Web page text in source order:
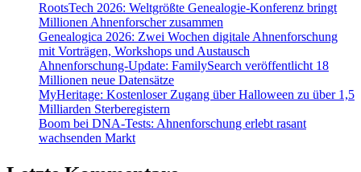
RootsTech 2026: Weltgrößte Genealogie-Konferenz bringt
Millionen Ahnenforscher zusammen
Genealogica 2026: Zwei Wochen digitale Ahnenforschung
mit Vorträgen, Workshops und Austausch
Ahnenforschung-Update: FamilySearch veröffentlicht 18
Millionen neue Datensätze
MyHeritage: Kostenloser Zugang über Halloween zu über 1,5
Milliarden Sterberegistern
Boom bei DNA-Tests: Ahnenforschung erlebt rasant
wachsenden Markt